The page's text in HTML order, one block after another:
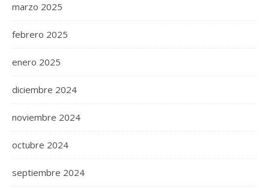
marzo 2025
febrero 2025
enero 2025
diciembre 2024
noviembre 2024
octubre 2024
septiembre 2024